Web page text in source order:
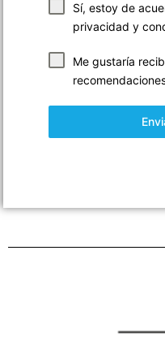
Sí, estoy de
privacidad y
Me gustaría